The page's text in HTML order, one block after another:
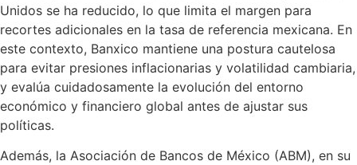
Unidos se ha reducido, lo que limita el margen para
recortes adicionales en la tasa de referencia mexicana. En
este contexto, Banxico mantiene una postura cautelosa
para evitar presiones inflacionarias y volatilidad cambiaria,
y evalúa cuidadosamente la evolución del entorno
económico y financiero global antes de ajustar sus
políticas.
Además, la Asociación de Bancos de México (ABM), en su